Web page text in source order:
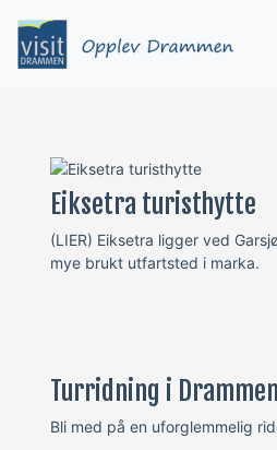
Eiksetra turisthytte
(LIER) Eiksetra ligger ved
mye brukt utfartsted i marka.
Turridning i
Bli med på en uforglemmelig